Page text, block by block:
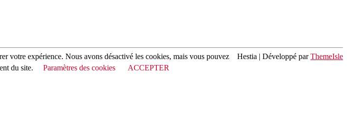
Hestia | Développé parThemeIsle
votre expérience. Nous avons désactivé les cookies, mais vous pouvez
du site.
Paramètres des cookies ACCEPTER